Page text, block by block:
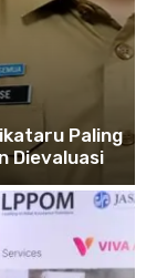
Paling
Dievaluasi